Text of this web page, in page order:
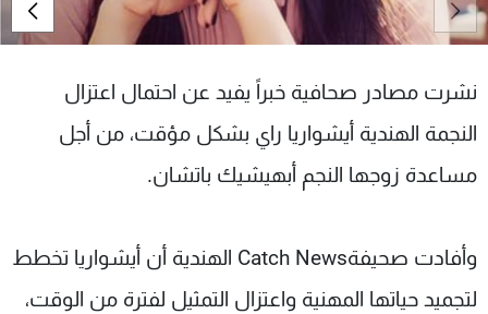
نشرت مصادر صحافية خبراً يفيد عن احتمال اعتزال
النجمة الهندية أيشواريا راي بشكل مؤقت، من أجل
مساعدة زوجها النجم أبهيشيك باتشان.
وأفادت صحيفةCatch News الهندية أن أيشواريا تخطط
لتجميد حياتها المهنية واعتزال التمثيل لفترة من الوقت،
شاهد البرامج
الترددات
الإنـتـاج
تواصل معنا
سياسة الخصوصية